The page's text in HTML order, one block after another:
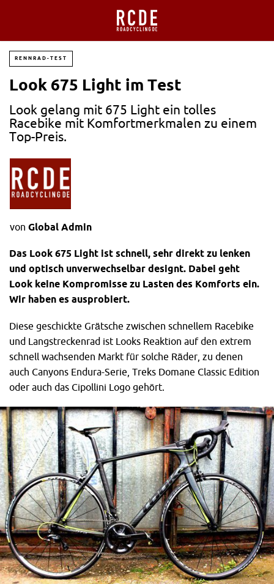
RENNRAD-TEST
Look 675 Light im Test
Look gelang mit 675 Light ein tolles
Racebike mit Komfortmerkmalen zu einem
Top-Preis.
von Global Admin
Das Look 675 Light ist schnell, sehr direkt zu lenken
und optisch unverwechselbar designt. Dabei geht
Look keine Kompromisse zu Lasten des Komforts ein.
Wir haben es ausprobiert.
Diese geschickte Grätsche zwischen schnellem Racebike
und Langstreckenrad ist Looks Reaktion auf den extrem
schnell wachsenden Markt für solche Räder, zu denen
auch Canyons Endura-Serie, Treks Domane Classic Edition
oder auch das Cipollini Logo gehört.